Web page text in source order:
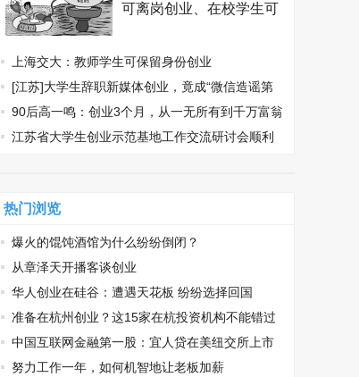
可离岗创业、在校学生可
上海交大：教师学生可保留身份创业
[江苏]大学生辞职新媒体创业，竟成“微信造谣第
一案”
90后高一鸣：创业3个月，从一无所有到千万富翁
江苏省大学生创业示范基地工作交流研讨会顺利
热门浏览
爆火的馄饨酒馆为什么纷纷倒闭？
从章泽天开播客谈创业
华人创业在硅谷：遭遇天花板 纷纷选择回国
准备在杭州创业？这15家在杭投资机构不能错过
中国互联网金融第一股：宜人贷在美纽交所上市
努力工作一年，如何机智地让老板加薪